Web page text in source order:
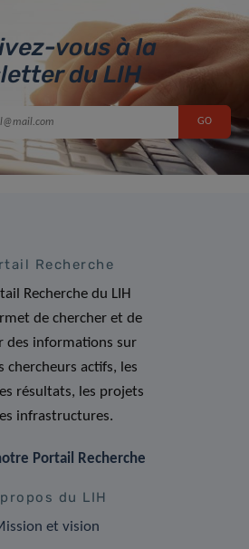
vous à la
du LIH
Recherche
Recherche du LIH
de chercher et de
des informations sur
chercheurs actifs, les
résultats, les projets
infrastructures.
Portail Recherche
du LIH
et vision